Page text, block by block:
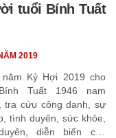
tuổi Bính Tuất
Kỷ Hợi 2019 cho
Tuất 1946 nam
tra cứu công danh, sự
tình duyên, sức khỏe,
diễn biến các
2019